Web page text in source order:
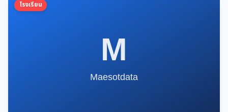
โรงเรียน